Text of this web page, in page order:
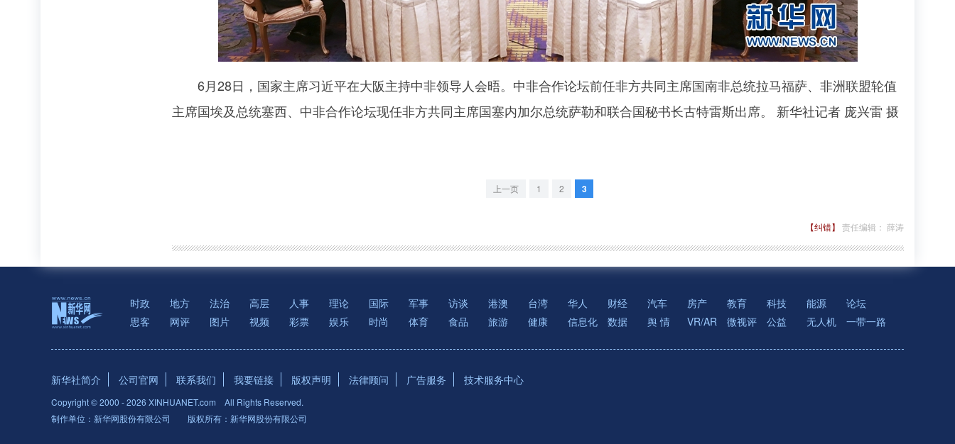
6月28日，国家主席习近平在大阪主持中非领导人会晤。中非合作论坛前任非方共同主席国南非总统拉马福萨、非洲联盟轮值
主席国埃及总统塞西、中非合作论坛现任非方共同主席国塞内加尔总统萨勒和联合国秘书长古特雷斯出席。 新华社记者 庞兴雷 摄
上一页 1 2 3
【纠错】 责任编辑： 薛涛
时政 地方 法治 高层 人事 理论 国际 军事 访谈 港澳 台湾 华人 财经 汽车 房产 教育 科技 能源
论坛
思客
网评 图片 视频 彩票 娱乐 时尚 体育 食品 旅游 健康 信息化 数据 舆 情 VR/AR 微视评 公益 无人机 一带一路
新华社简介 公司官网 联系我们 我要链接 版权声明 法律顾问 广告服务 技术服务中心
Copyright © 2000 -2026 XINHUANET.com All Rights Reserved.
制作单位：新华网股份有限公司 版权所有：新华网股份有限公司